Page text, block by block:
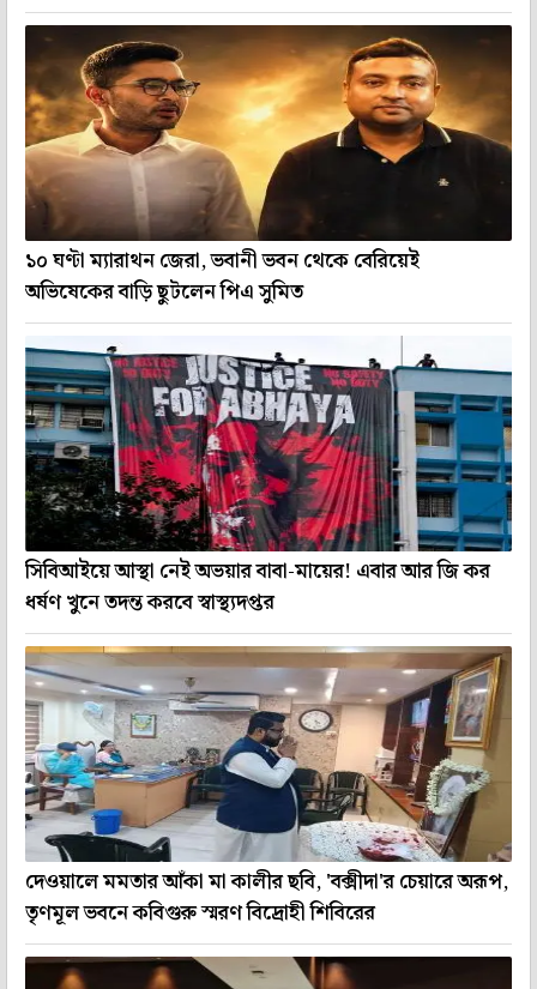
১০ ঘণ্টা ম্যারাথন জেরা, ভবানী ভবন থেকে বেরিয়েই
অভিষেকের বাড়ি ছুটলেন পিএ সুমিত
সিবিআইয়ে আস্থা নেই অভয়ার বাবা-মায়ের! এবার আর জি কর
ধর্ষণ খুনে তদন্ত করবে স্বাস্থ্যদপ্তর
দেওয়ালে মমতার আঁকা মা কালীর ছবি, 'বক্সীদা'র চেয়ারে অরূপ,
তৃণমূল ভবনে কবিগুরু স্মরণ বিদ্রোহী শিবিরের